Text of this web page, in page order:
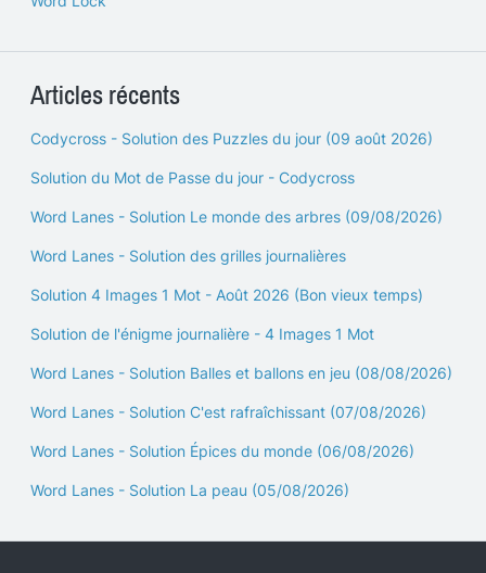
Articles récents
Codycross - Solution des Puzzles du jour (09 août 2026)
Solution du Mot de Passe du jour - Codycross
Word Lanes - Solution Le monde des arbres (09/08/2026)
Word Lanes - Solution des grilles journalières
Solution 4 Images 1 Mot - Août 2026 (Bon vieux temps)
Solution de l'énigme journalière - 4 Images 1 Mot
Word Lanes - Solution Balles et ballons en jeu (08/08/2026)
Word Lanes - Solution C'est rafraîchissant (07/08/2026)
Word Lanes - Solution Épices du monde (06/08/2026)
Word Lanes - Solution La peau (05/08/2026)